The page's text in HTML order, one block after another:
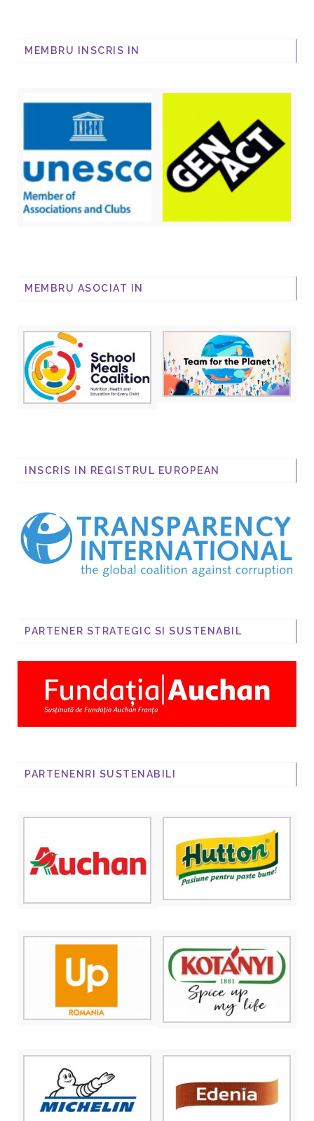
MEMBRU INSCRIS IN
MEMBRU ASOCIAT IN
INSCRIS IN REGISTRUL EUROPEAN
PARTENER STRATEGIC SI SUSTENABIL
PARTENENRI SUSTENABILI